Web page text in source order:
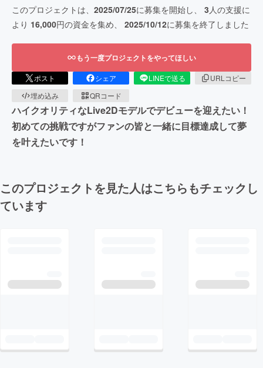
このプロジェクトは、 2025/07/25に募集を開始し、 3 人の支援に
より 16,000円の資金を集め、 2025/10/12に募集を終了しました
もう一度プロジェクトをやってほしい
ポスト シェア LINEで送る
URLコピー
埋め込み
QRコード
ハイクオリティなLive2Dモデルでデビューを迎えたい！
初めての挑戦ですがファンの皆と一緒に目標達成して夢
を叶えたいです！
このプロジェクトを見た人はこちらもチェックし
ています